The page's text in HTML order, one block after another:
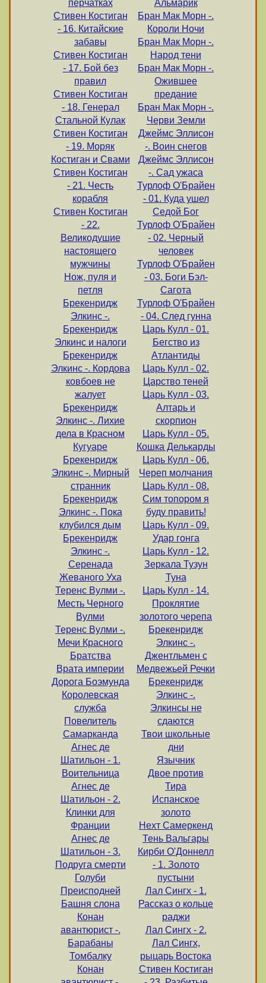
перчатках
Стивен Костиган
- 16. Китайские
забавы
Стивен Костиган
- 17. Бой без
правил
Стивен Костиган
- 18. Генерал
Стальной Кулак
Стивен Костиган
- 19. Моряк
Костиган и Свами
Стивен Костиган
- 21. Честь
корабля
Стивен Костиган
- 22.
Великодушие
настоящего
мужчины
Нож, пуля и
петля
Брекенридж
Элкинс -.
Брекенридж
Элкинс и налоги
Брекенридж
Элкинс -. Кордова
ковбоев не
жалует
Брекенридж
Элкинс -. Лихие
дела в Красном
Кугуаре
Брекенридж
Элкинс -. Мирный
странник
Брекенридж
Элкинс -. Пока
клубился дым
Брекенридж
Элкинс -.
Серенада
Жеваного Уха
Теренс Вулми -.
Месть Черного
Вулми
Теренс Вулми -.
Мечи Красного
Братства
Врата империи
Дорога Боэмунда
Королевская
служба
Повелитель
Самарканда
Агнес де
Шатильон - 1.
Воительница
Агнес де
Шатильон - 2.
Клинки для
Франции
Агнес де
Шатильон - 3.
Подруга смерти
Голуби
Преисподней
Башня слона
Конан
авантюрист -.
Барабаны
Томбалку
Конан
Альмарик
Бран Мак Морн -.
Короли Ночи
Бран Мак Морн -.
Народ тени
Бран Мак Морн -.
Ожившее
предание
Бран Мак Морн -.
Черви Земли
Джеймс Эллисон
-. Воин снегов
Джеймс Эллисон
-. Сад ужаса
Турлоф О'Брайен
- 01. Куда ушел
Седой Бог
Турлоф О'Брайен
- 02. Черный
человек
Турлоф О'Брайен
- 03. Боги Бэл-
Сагота
Турлоф О'Брайен
- 04. След гунна
Царь Кулл - 01.
Бегство из
Атлантиды
Царь Кулл - 02.
Царство теней
Царь Кулл - 03.
Алтарь и
скорпион
Царь Кулл - 05.
Кошка Делькарды
Царь Кулл - 06.
Череп молчания
Царь Кулл - 08.
Сим топором я
буду править!
Царь Кулл - 09.
Удар гонга
Царь Кулл - 12.
Зеркала Тузун
Туна
Царь Кулл - 14.
Проклятие
золотого черепа
Брекенридж
Элкинс -.
Джентльмен с
Медвежьей Речки
Брекенридж
Элкинс -.
Элкинсы не
сдаются
Твои школьные
дни
Язычник
Двое против
Тира
Испанское
золото
Нехт Самеркенд
Тень Вальгары
Кирби О'Доннелл
- 1. Золото
пустыни
Лал Сингх - 1.
Рассказ о кольце
раджи
Лал Сингх - 2.
Лал Сингх,
рыцарь Востока
Стивен Костиган